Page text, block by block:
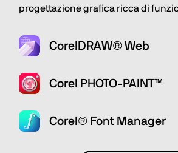
progettazione grafica ricca di
CorelDRAW® Web
Corel PHOTO-PAINT™
Corel® Font Manager